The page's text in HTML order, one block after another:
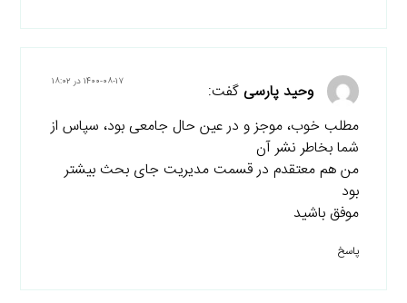
وحید پارسی گفت: ۱۴۰۰-۰۸-۱۷ در ۱۸:۰۲
مطلب خوب، موجز و در عین حال جامعی بود، سپاس از
شما بخاطر نشر آن
من هم معتقدم در قسمت مدیریت جای بحث بیشتر
بود
موفق باشید
پاسخ